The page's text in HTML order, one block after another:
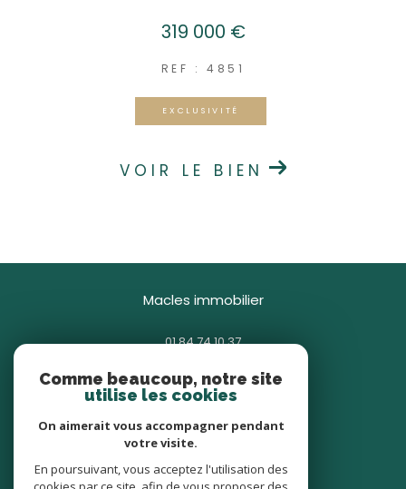
319 000 €
REF : 4851
EXCLUSIVITÉ
VOIR LE BIEN
macles immobilier
01 84 74 10 37
85 avenue Général Gallieni
93380 pierrefitte-sur-seine
nous suivre sur
Comme beaucoup, notre site
utilise les cookies
On aimerait vous accompagner pendant
votre visite.
En poursuivant, vous acceptez l'utilisation des